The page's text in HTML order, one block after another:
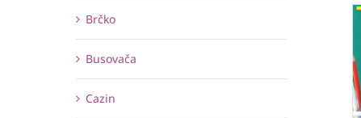
Brčko
Busovača
Cazin